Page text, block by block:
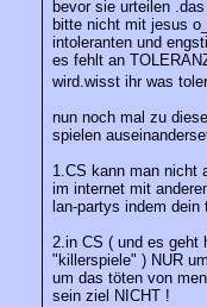
bevor sie urteilen
bitte nicht mit jesus
intoleranten und
es fehlt an
wird.wisst ihr was
nun noch mal zu
spielen
1.CS kann man nicht
im internet mit
lan-partys indem
2.in CS ( und es geht
"killerspiele" ) NUR
um das töten von
sein ziel NICHT !